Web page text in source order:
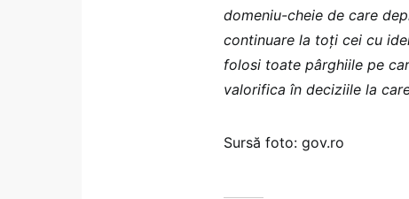
domeniu-cheie de care
continuare la toți cei cu
folosi toate pârghiile pe
valorifica în deciziile la
Sursă foto: gov.ro